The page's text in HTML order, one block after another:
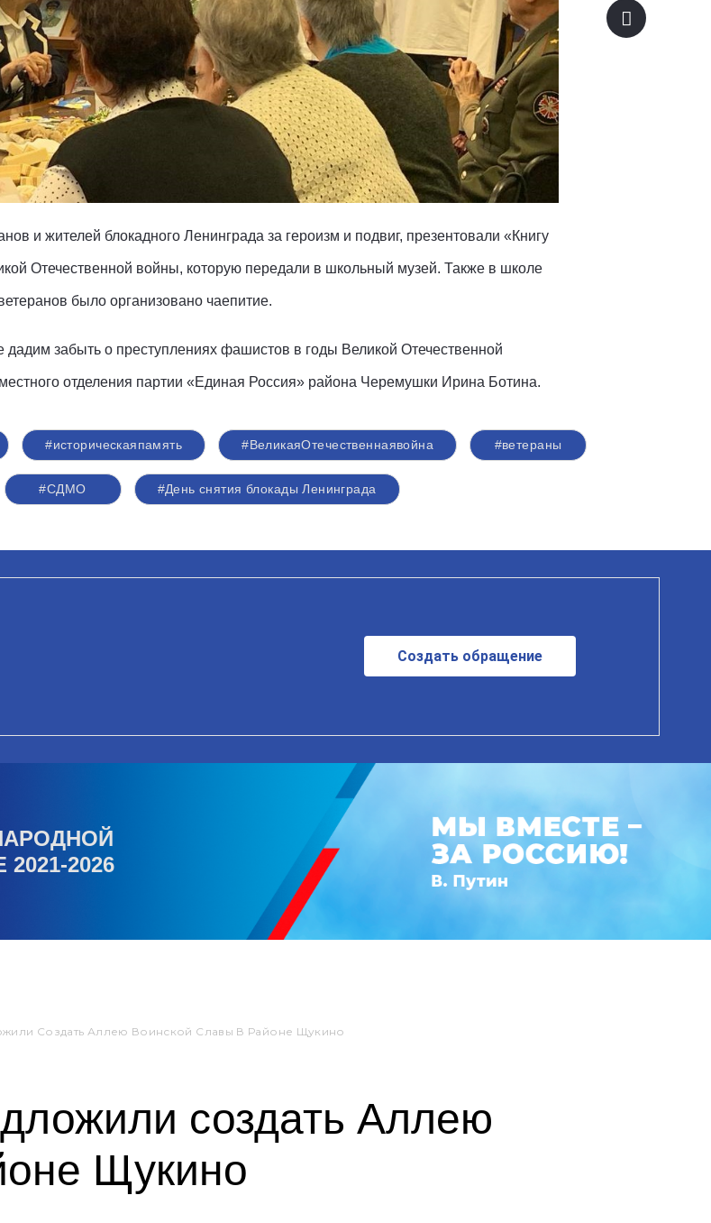
и жителей блокадного Ленинграда за героизм и подвиг, презентовали «Книгу
Отечественной войны, которую передали в школьный музей. Также в школе
было организовано чаепитие.
забыть о преступлениях фашистов в годы Великой Отечественной
отделения партии «Единая Россия» района Черемушки Ирина Ботина.
#историческаяпамять #ВеликаяОтечественнаявойна #ветераны
#СДМО #День снятия блокады Ленинграда
Создать обращение
2026
Создать Аллею Воинской Славы В Районе Щукино
создать Аллею
Щукино